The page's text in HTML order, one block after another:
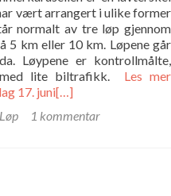
vært arrangert i ulike former
normalt av tre løp gjennom
5 km eller 10 km. Løpene går
Løypene er kontrollmålte,
lite biltrafikk. Les mer
17. juni[…]
Løp 1 kommentar